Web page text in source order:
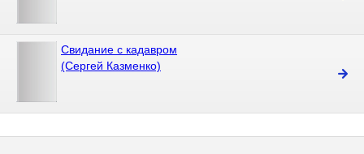
Свидание с кадавром
(Сергей Казменко)